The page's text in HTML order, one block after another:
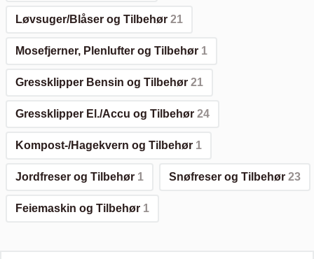
Løvsuger/Blåser og Tilbehør 21
Mosefjerner, Plenlufter og Tilbehør 1
Gressklipper Bensin og Tilbehør 21
Gressklipper El./Accu og Tilbehør 24
Kompost-/Hagekvern og Tilbehør 1
Jordfreser og Tilbehør 1 Snøfreser og Tilbehør 23
Feiemaskin og Tilbehør 1